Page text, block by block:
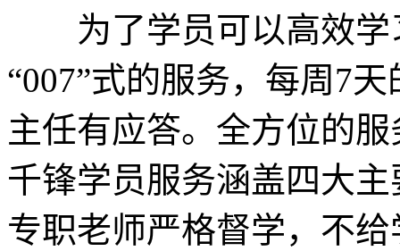
为了学员可以高效学
“007”式的服务，每周7
主任有应答。全方位的
千锋学员服务涵盖四大
专职老师严格督学，不